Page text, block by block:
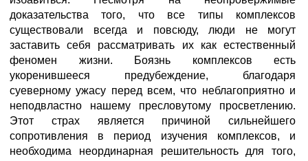
доказательства того, что все типы комплексов
существовали всегда и повсюду, люди не могут
заставить себя рассматривать их как естественный
феномен жизни. Боязнь комплексов есть
укоренившееся предубеждение, благодаря
суеверному ужасу перед всем, что неблагоприятно и
неподвластно нашему пресловутому просветлению.
Этот страх является причиной сильнейшего
сопротивления в период изучения комплексов, и
необходима неординарная решительность для того,